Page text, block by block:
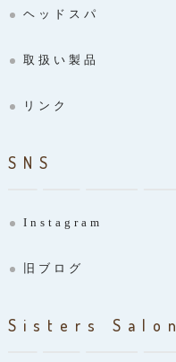
ヘッドスパ
取扱い製品
リンク
SNS
Instagram
旧ブログ
Sisters Salon